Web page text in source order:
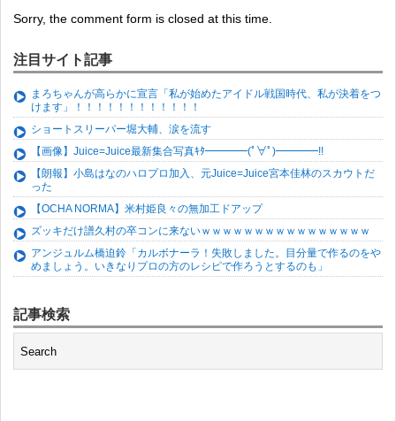
Sorry, the comment form is closed at this time.
注目サイト記事
まろちゃんが高らかに宣言「私が始めたアイドル戦国時代、私が決着をつ
けます」！！！！！！！！！！！！
ショートスリーパー堀大輔、涙を流す
【画像】Juice=Juice最新集合写真ｷﾀ━━━━(ﾟ∀ﾟ)━━━━!!
【朗報】小島はなのハロプロ加入、元Juice=Juice宮本佳林のスカウトだ
った
【OCHA NORMA】米村姫良々の無加工ドアップ
ズッキだけ譜久村の卒コンに来ないｗｗｗｗｗｗｗｗｗｗｗｗｗｗｗｗ
アンジュルム橋迫鈴「カルボナーラ！失敗しました。目分量で作るのをや
めましょう。いきなりプロの方のレシピで作ろうとするのも」
記事検索